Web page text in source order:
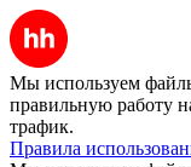
Мы используем
правильную работу
трафик.
Правила